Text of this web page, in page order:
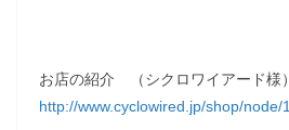
お店の紹介 （シクロワイアード
http://www.cyclowired.jp/shop/node/